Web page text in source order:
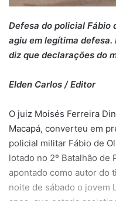
Defesa do policial Fábio
agiu em legítima
diz que declarações do
Elden Carlos / Editor
O juiz Moisés Ferreira
Macapá, converteu em
policial militar Fábio de
lotado no 2º Batalhão de
apontado como autor do
noite de sábado o jovem